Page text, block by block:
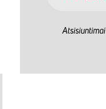
Atsisiuntimai